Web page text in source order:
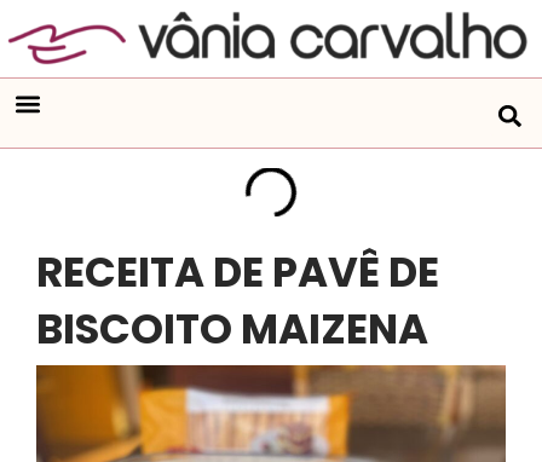
RECEITA DE PAVÊ DE
BISCOITO MAIZENA